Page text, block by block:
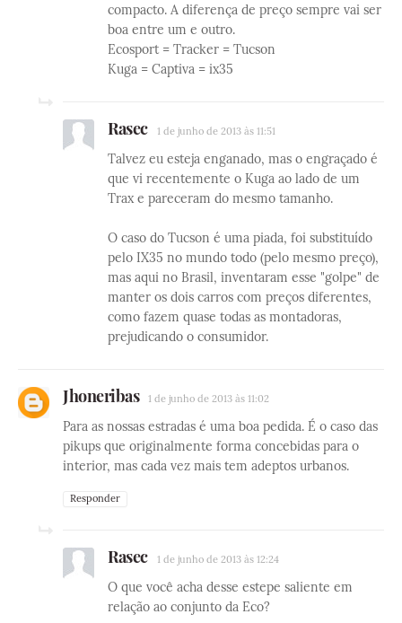
compacto. A diferença de preço sempre vai ser
boa entre um e outro.
Ecosport = Tracker = Tucson
Kuga = Captiva = ix35
Rasec 1 de junho de 2013 às 11:51
Talvez eu esteja enganado, mas o engraçado é
que vi recentemente o Kuga ao lado de um
Trax e pareceram do mesmo tamanho.
O caso do Tucson é uma piada, foi substituído
pelo IX35 no mundo todo (pelo mesmo preço),
mas aqui no Brasil, inventaram esse "golpe" de
manter os dois carros com preços diferentes,
como fazem quase todas as montadoras,
prejudicando o consumidor.
Jhoneribas 1 de junho de 2013 às 11:02
Para as nossas estradas é uma boa pedida. É o caso das
pikups que originalmente forma concebidas para o
interior, mas cada vez mais tem adeptos urbanos.
Responder
Rasec 1 de junho de 2013 às 12:24
O que você acha desse estepe saliente em
relação ao conjunto da Eco?